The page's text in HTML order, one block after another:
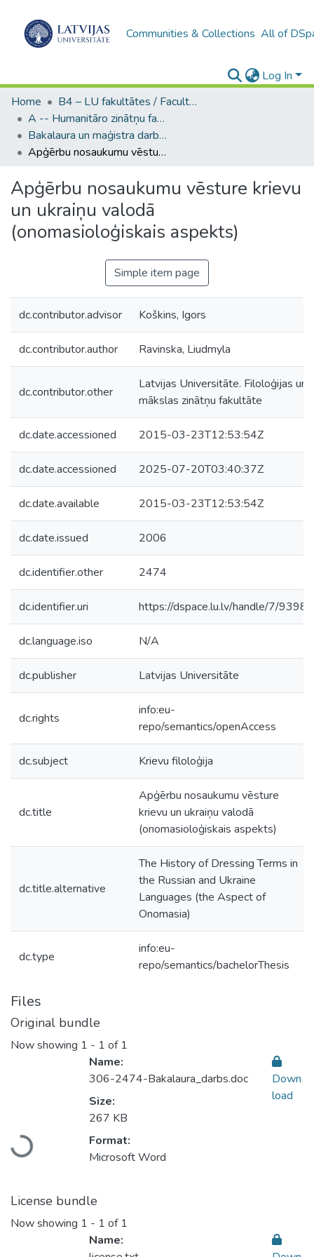
Communities & Collections All of
Log In
Home
B4 – LU fakultātes / Faculties of the UL
A -- Humanitāro zinātņu fakultāte / Faculty of Humanities
Bakalaura un maģistra darbi (HZF) / Bachelor's and Master's theses
Apģērbu nosaukumu vēsture krievu un ukraiņu valodā (onomasioloģiskais aspekts)
Apģērbu nosaukumu vēsture krievu
un ukraiņu valodā
(onomasioloģiskais aspekts)
Simple item page
dc.contributor.advisor Koškins, Igors
dc.contributor.author Ravinska, Liudmyla
dc.contributor.other
Latvijas Universitāte. Filoloģijas un
mākslas zinātņu fakultāte
dc.date.accessioned 2015-03-23T12:53:54Z
dc.date.accessioned 2025-07-20T03:40:37Z
dc.date.available 2015-03-23T12:53:54Z
dc.date.issued 2006
dc.identifier.other 2474
dc.identifier.uri https://dspace.lu.lv/handle/7/9398
dc.language.iso N/A
dc.publisher Latvijas Universitāte
dc.rights
info:eu-
repo/semantics/openAccess
dc.subject Krievu filoloģija
dc.title
Apģērbu nosaukumu vēsture
krievu un ukraiņu valodā
(onomasioloģiskais aspekts)
dc.title.alternative
The History of Dressing Terms in
the Russian and Ukraine
Languages (the Aspect of
Onomasia)
dc.type
info:eu-
repo/semantics/bachelorThesis
Files
Original bundle
Now showing 1 - 1 of 1
Loading...
Name:
306-2474-Bakalaura_darbs.doc
Size:
267 KB
Format:
Microsoft Word
Down
load
License bundle
Now showing 1 - 1 of 1
Name: